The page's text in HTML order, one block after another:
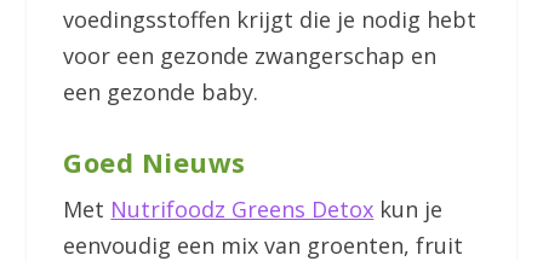
voedingsstoffen krijgt die je nodig hebt
voor een gezonde zwangerschap en
een gezonde baby.
Goed Nieuws
Met Nutrifoodz Greens Detox kun je
eenvoudig een mix van groenten, fruit